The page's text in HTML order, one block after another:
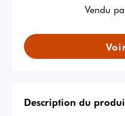
Vendu
Description du